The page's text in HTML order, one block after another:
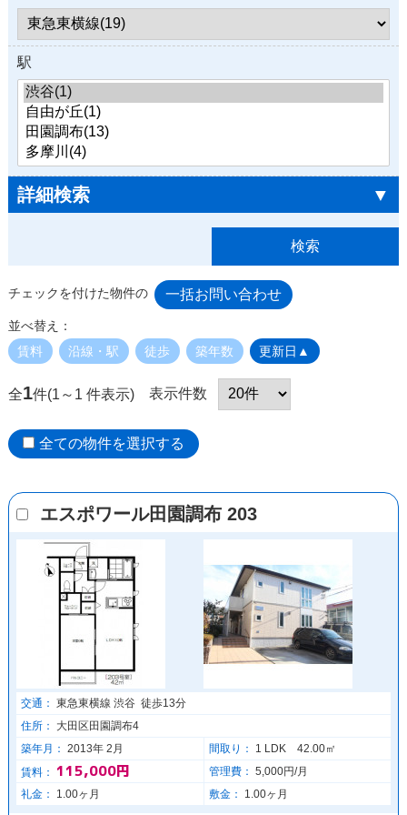
駅
詳細検索 ▼
チェックを付けた物件の
並べ替え：
賃料
沿線・駅 徒歩 築年数 更新日▲
全1件(1～1 件表示) 表示件数
全ての物件を選択する
エスポワール田園調布 203
交通： 東急東横線 渋谷 徒歩13分
住所：
大田区田園調布4
築年月： 2013年 2月 間取り：
1 LDK 42.00㎡
賃料： 115,000円 管理費： 5,000円/月
礼金：
1.00ヶ月 敷金： 1.00ヶ月